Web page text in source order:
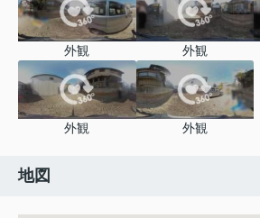
外観 外観
外観 外観
地図